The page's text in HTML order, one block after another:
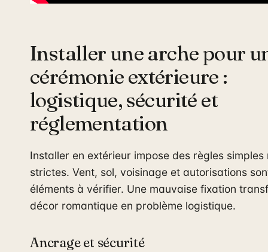
Installer une arche pour
cérémonie extérieure :
logistique, sécurité et
réglementation
Installer en extérieur impose des règles simples
strictes. Vent, sol, voisinage et autorisations
éléments à vérifier. Une mauvaise fixation
décor romantique en problème logistique.
Ancrage et sécurité